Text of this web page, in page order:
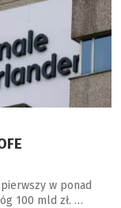
w ponad
100 mld zł. …